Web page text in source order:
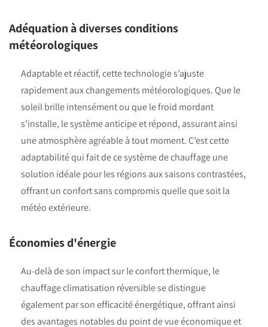
Adéquation à diverses conditions
météorologiques
Adaptable et réactif, cette technologie s’ajuste
rapidement aux changements météorologiques. Que le
soleil brille intensément ou que le froid mordant
s’installe, le système anticipe et répond, assurant ainsi
une atmosphère agréable à tout moment. C’est cette
adaptabilité qui fait de ce système de chauffage une
solution idéale pour les régions aux saisons contrastées,
offrant un confort sans compromis quelle que soit la
météo extérieure.
Économies d'énergie
Au-delà de son impact sur le confort thermique, le
chauffage climatisation réversible se distingue
également par son efficacité énergétique, offrant ainsi
des avantages notables du point de vue économique et